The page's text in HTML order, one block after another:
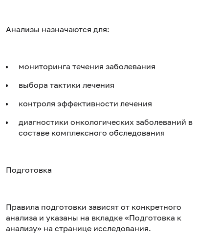
Анализы назначаются для:
мониторинга течения заболевания
выбора тактики лечения
контроля эффективности лечения
диагностики онкологических заболеваний в
составе комплексного обследования
Подготовка
Правила подготовки зависят от конкретного
анализа и указаны на вкладке «Подготовка к
анализу» на странице исследования.